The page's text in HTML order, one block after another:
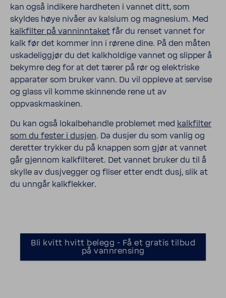
kan også indikere hardheten i vannet ditt, som
skyldes høye nivåer av kalsium og magnesium. Med
kalkfilter på vanninntaket får du renset vannet for
kalk før det kommer inn i rørene dine. På den måten
uskadeliggjør du det kalkholdige vannet og slipper å
bekymre deg for at det tærer på rør og elektriske
apparater som bruker vann. Du vil oppleve at servise
og glass vil komme skinnende rene ut av
oppvaskmaskinen.
Du kan også lokalbehandle problemet med kalkfilter
som du fester i dusjen. Da dusjer du som vanlig og
deretter trykker du på knappen som gjør at vannet
går gjennom kalkfilteret. Det vannet bruker du til å
skylle av dusjvegger og fliser etter endt dusj, slik at
du unngår kalkflekker.
Bli kvitt hvitt belegg - Få et gratis tilbud
på vannrensing